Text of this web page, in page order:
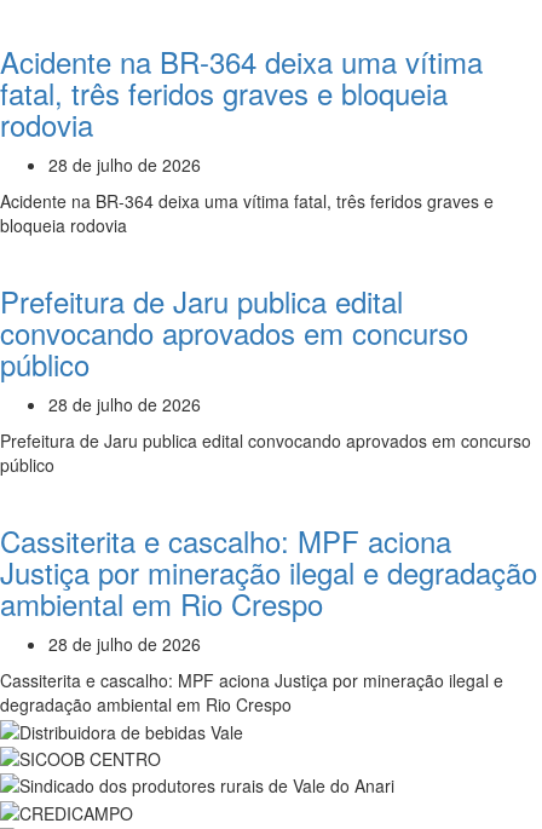
Acidente na BR-364 deixa uma vítima
fatal, três feridos graves e bloqueia
rodovia
28 de julho de 2026
Acidente na BR-364 deixa uma vítima fatal, três feridos graves e
bloqueia rodovia
Prefeitura de Jaru publica edital
convocando aprovados em concurso
público
28 de julho de 2026
Prefeitura de Jaru publica edital convocando aprovados em concurso
público
Cassiterita e cascalho: MPF aciona
Justiça por mineração ilegal e degradação
ambiental em Rio Crespo
28 de julho de 2026
Cassiterita e cascalho: MPF aciona Justiça por mineração ilegal e
degradação ambiental em Rio Crespo